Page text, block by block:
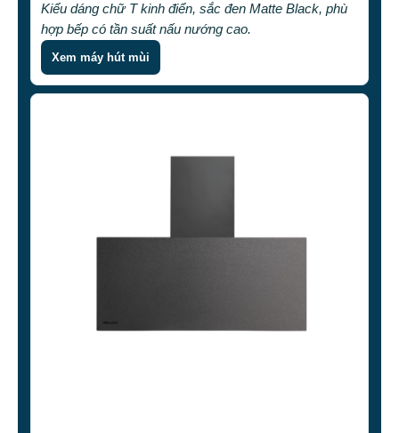
Kiểu dáng chữ T kinh điển, sắc đen Matte Black, phù
hợp bếp có tần suất nấu nướng cao.
Xem máy hút mùi